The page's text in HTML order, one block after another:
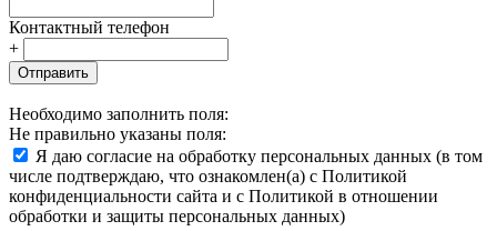
Контактный телефон
+
Отправить
Необходимо заполнить поля:
Не правильно указаны поля:
Я даю согласие на обработку персональных данных (в том
числе подтверждаю, что ознакомлен(а) с Политикой
конфиденциальности сайта и с Политикой в отношении
обработки и защиты персональных данных)